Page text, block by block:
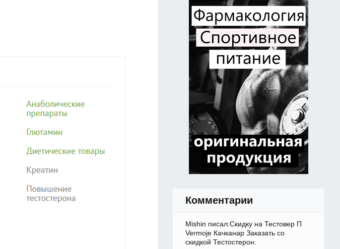
Комментарии
Mishin писал:Скидку на Тестовер П
Vermoje Качканар Заказать со
скидкой Тестостерон.